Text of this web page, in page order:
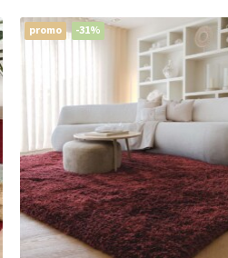
promo -31%